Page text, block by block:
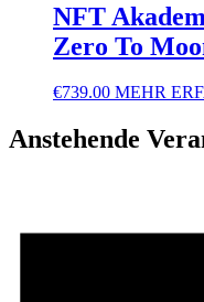
NFT
Zero To
€739.00 MEHR
Anstehende